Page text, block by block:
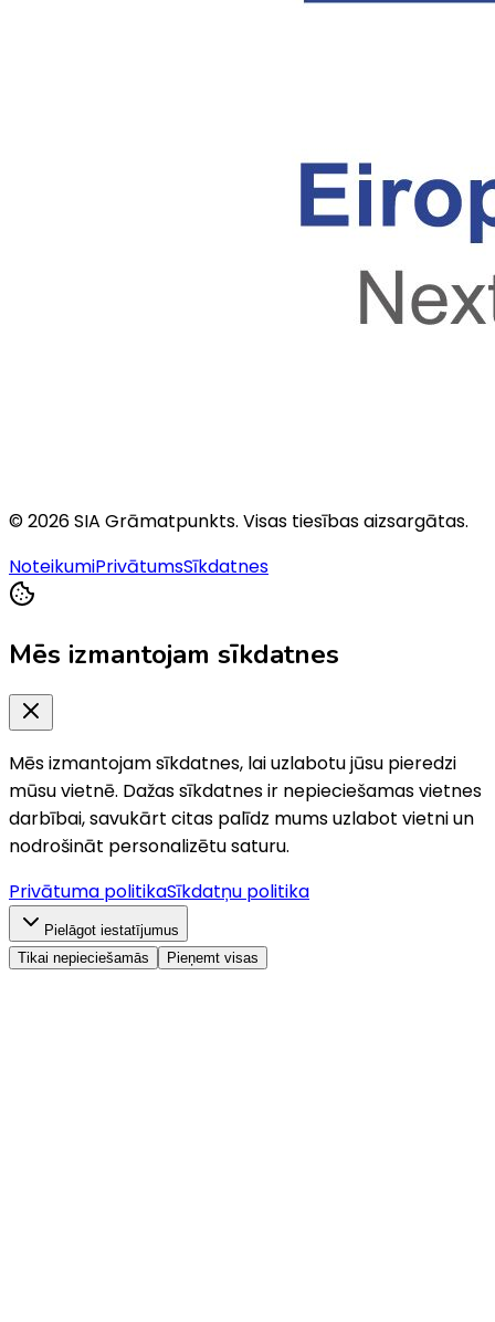
©2026SIA Grāmatpunkts. Visas tiesības aizsargātas.
NoteikumiPrivātumsSīkdatnes
Mēs izmantojam sīkdatnes
Mēs izmantojam sīkdatnes, lai uzlabotu jūsu pieredzi
mūsu vietnē. Dažas sīkdatnes ir nepieciešamas vietnes
darbībai, savukārt citas palīdz mums uzlabot vietni un
nodrošināt personalizētu saturu.
Privātuma politikaSīkdatņu politika
Pielāgot iestatījumus
Tikai nepieciešamās
Pieņemt visas